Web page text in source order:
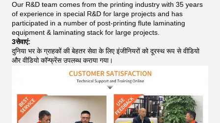
Our R&D team comes from the printing industry with 35 years
of experience in special R&D for large projects and has
participated in a number of post-printing flute laminating
equipment & laminating stack for large projects.
3सेवाएं:
दुनिया भर के ग्राहकों की बेहतर सेवा के लिए इंजीनियरों को दूरस्थ रूप से वीडियो
और वीडियो कॉन्फ्रेंस उपलब्ध कराया गया।